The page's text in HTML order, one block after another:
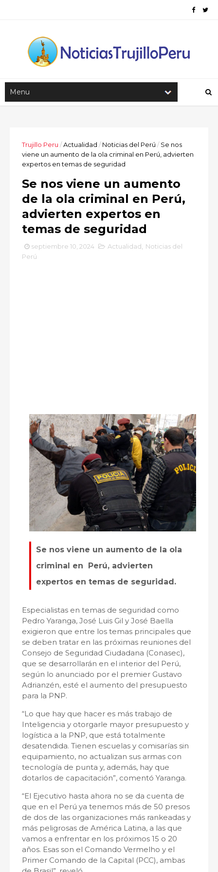
Trujillo Peru /Actualidad / Noticias del Perú / Se nos
viene un aumento de la ola criminal en Perú, advierten
expertos en temas de seguridad
Se nos viene un aumento
de la ola criminal en Perú,
advierten expertos en
temas de seguridad
septiembre 10, 2024 Actualidad
Noticias del
Perú
Se nos viene un aumento de la ola
criminal en Perú, advierten
expertos en temas de seguridad.
Especialistas en temas de seguridad como
Pedro Yaranga, José Luis Gil y José Baella
exigieron que entre los temas principales que
se deben tratar en las próximas reuniones del
Consejo de Seguridad Ciudadana (Conasec),
que se desarrollarán en el interior del Perú,
según lo anunciado por el premier Gustavo
Adrianzén, esté el aumento del presupuesto
para la PNP.
“Lo que hay que hacer es más trabajo de
Inteligencia y otorgarle mayor presupuesto y
logística a la PNP, que está totalmente
desatendida. Tienen escuelas y comisarías sin
equipamiento, no actualizan sus armas con
tecnología de punta y, además, hay que
dotarlos de capacitación”, comentó Yaranga.
“El Ejecutivo hasta ahora no se da cuenta de
que en el Perú ya tenemos más de 50 presos
de dos de las organizaciones más rankeadas y
más peligrosas de América Latina, a las que
vamos a enfrentar en los próximos 15 o 20
años. Esas son el Comando Vermelho y el
Primer Comando de la Capital (PCC), ambas